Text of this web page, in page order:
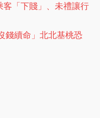
「下賤」、未禮讓行
錢續命」北北基桃恐